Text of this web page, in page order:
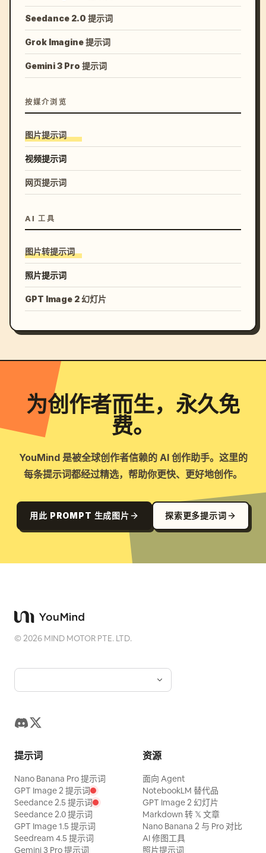
Seedance 2.0 提示词
Grok Imagine 提示词
Gemini 3 Pro 提示词
按媒介浏览
图片提示词
视频提示词
网页提示词
AI 工具
图片转提示词
照片提示词
GPT Image 2 幻灯片
为创作者而生，永久免
费。
YouMind 是被全球创作者信赖的 AI 创作助手。这里的
每条提示词都经过精选，帮助你更快、更好地创作。
用此 PROMPT 生成图片 探索更多提示词
©2026 MIND MOTOR PTE. LTD.
提示词
Nano Banana Pro 提示词
GPT Image 2 提示词
Seedance 2.5 提示词
Seedance 2.0 提示词
GPT Image 1.5 提示词
Seedream 4.5 提示词
Gemini 3 Pro 提示词
资源
面向 Agent
NotebookLM 替代品
GPT Image 2 幻灯片
Markdown 转 𝕏 文章
Nano Banana 2 与 Pro 对比
AI 修图工具
照片提示词